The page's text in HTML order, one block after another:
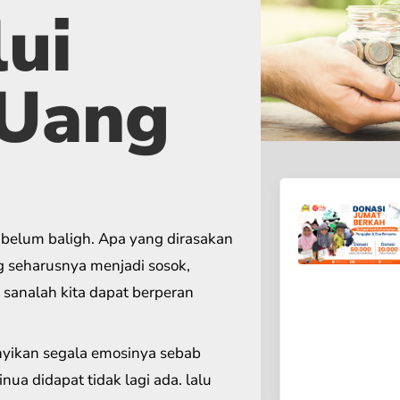
baligh. Apa yang dirasakan
menjadi sosok,
kita dapat berperan
segala emosinya sebab
didapat tidak lagi ada. lalu